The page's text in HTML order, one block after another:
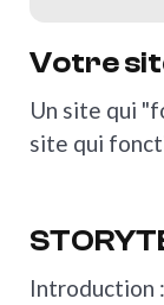
Votre
Un site qui
site qui
les
Introduction